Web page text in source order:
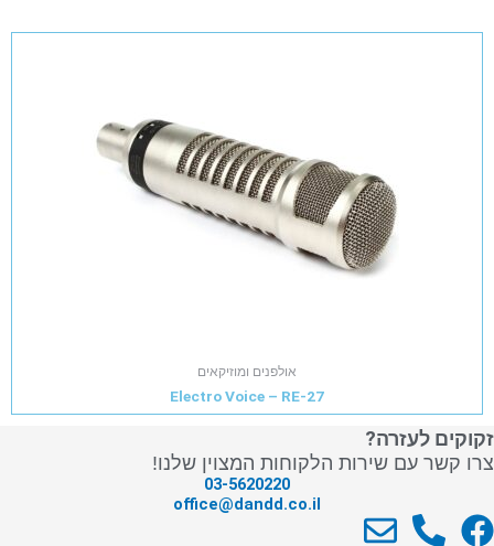
אולפנים ומוזיקאים
Electro Voice – RE-27
זקוקים לעזרה?
צרו קשר עם שירות הלקוחות המצוין שלנו!
03-5620220
office@dandd.co.il
F
P
E